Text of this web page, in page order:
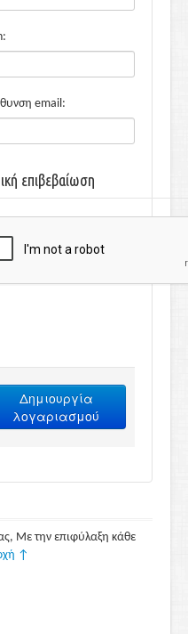
email:
επιβεβαίωση
Δημιουργία
λογαριασμού
Με την επιφύλαξη κάθε
↑